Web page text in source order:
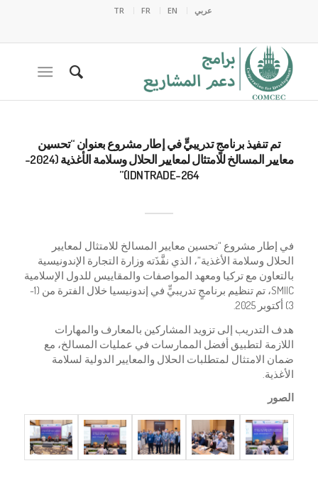
عربي EN
FR
TR
تم تنفيذ برنامجٍ تدريبيٍّ في إطار مشروع بعنوان “تحسين
معايير المسالخ للامتثال لمعايير الحلال وسلامة الأغذية (2024-
IDNTRADE-264)”
في إطار مشروع “تحسين معايير المسالخ للامتثال لمعايير
الحلال وسلامة الأغذية”، الذي نفَّذَته وزارة التجارة الإندونيسية
بالتعاون مع تركيا ومعهد المواصفات والمقاييس للدول الإسلامية
SMIIC، تم تنظيم برنامجٍ تدريبيٍّ في إندونيسيا خلال الفترة من (1-
3) أكتوبر 2025.
هدف التدريب إلى تزويد المشاركين بالمعارف والمهارات
اللازمة لتطبيق أفضل الممارسات في عمليات المسالخ، مع
ضمان الامتثال لمتطلبات الحلال والمعايير الدولية لسلامة
الأغذية.
الصور